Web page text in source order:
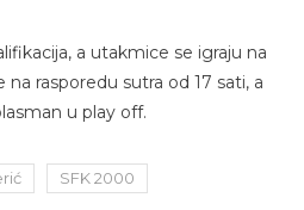
a utakmice se igraju na
rasporedu sutra od 17 sati, a
u play off.
SFK 2000